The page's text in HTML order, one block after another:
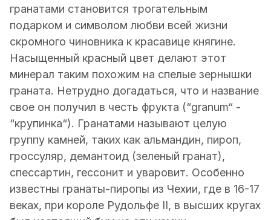
гранатами становится трогательным
подарком и символом любви всей жизни
скромного чиновника к красавице княгине.
Насыщенный красный цвет делают этот
минерал таким похожим на спелые зернышки
граната. Нетрудно догадаться, что и название
свое он получил в честь фрукта (“granum“ -
“крупинка“). Гранатами называют целую
группу камней, таких как альмандин, пироп,
гроссуляр, демантоид (зеленый гранат),
спессартин, гессонит и уваровит. Особенно
известны гранаты-пиропы из Чехии, где в 16-17
веках, при короле Рудольфе II, в высших кругах